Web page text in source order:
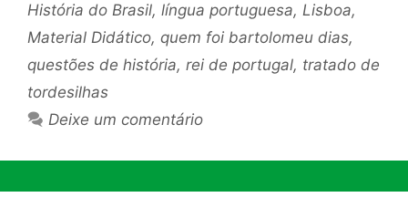
História do Brasil, língua portuguesa, Lisboa,
Material Didático, quem foi bartolomeu dias,
questões de história, rei de portugal, tratado de
tordesilhas
Deixe um comentário